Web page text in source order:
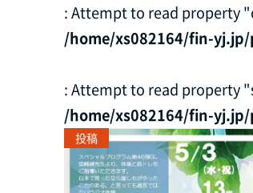
: Attempt to read property
/home/xs082164/fin-
: Attempt to read property
/home/xs082164/fin-
投稿